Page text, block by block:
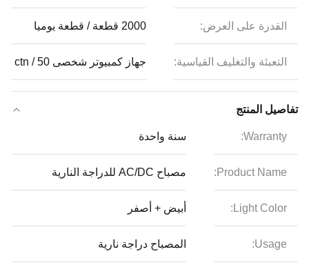
القدرة على العرض: 2000 قطعة / قطعة يوميا
التعبئة والتغليف القياسية: جهاز كمبيوتر شخصى 50 / ctn
تفاصيل المنتج
Warranty: سنة واحدة
Product Name: مصباح AC/DC للدراجة النارية
Light Color: أبيض + أصفر
Usage: المصباح دراجة نارية